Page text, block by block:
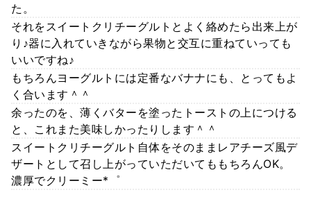
た。
それをスイートクリチーグルトとよく絡めたら出来上が
り♪器に入れていきながら果物と交互に重ねていっても
いいですね♪
もちろんヨーグルトには定番なバナナにも、とってもよ
く合います＾＾
余ったのを、薄くバターを塗ったトーストの上につける
と、これまた美味しかったりします＾＾
スイートクリチーグルト自体をそのままレアチーズ風デ
ザートとして召し上がっていただいてももちろんOK。
濃厚でクリーミー*゜